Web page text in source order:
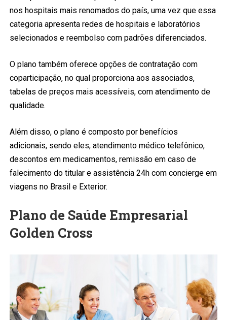
nos hospitais mais renomados do país, uma vez que essa
categoria apresenta redes de hospitais e laboratórios
selecionados e reembolso com padrões diferenciados.
O plano também oferece opções de contratação com
coparticipação, no qual proporciona aos associados,
tabelas de preços mais acessíveis, com atendimento de
qualidade.
Além disso, o plano é composto por benefícios
adicionais, sendo eles, atendimento médico telefônico,
descontos em medicamentos, remissão em caso de
falecimento do titular e assistência 24h com concierge em
viagens no Brasil e Exterior.
Plano de Saúde Empresarial
Golden Cross